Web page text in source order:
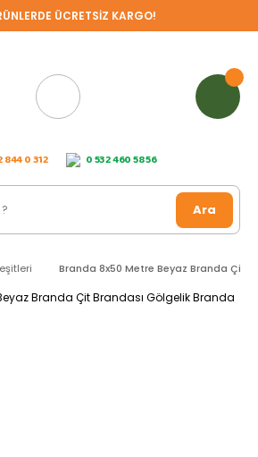
ÜCRETSİZ KARGO!
844 0 312 0 532 460 58 56
Ara
Branda 8x50 Metre Beyaz Branda Çit